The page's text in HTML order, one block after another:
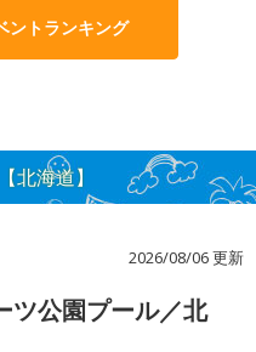
ントランキング
北海道】
2026/08/06 更新
ツ公園プール／北